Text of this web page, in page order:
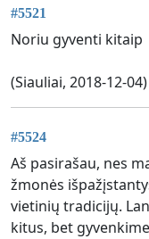
#5521
Noriu gyventi kitaip
(Siauliai, 2018-12-04)
#5524
Aš pasirašau, nes
žmonės
vietinių tradicijų.
kitus, bet